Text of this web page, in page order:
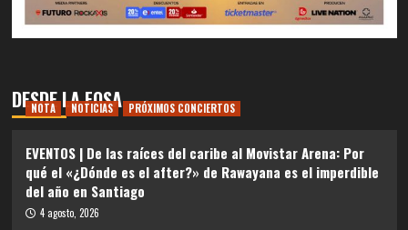
DESDE LA FOSA
NOTA NOTICIAS PRÓXIMOS CONCIERTOS
EVENTOS | De las raíces del caribe al Movistar Arena: Por
qué el «¿Dónde es el after?» de Rawayana es el imperdible
del año en Santiago
4 agosto, 2026